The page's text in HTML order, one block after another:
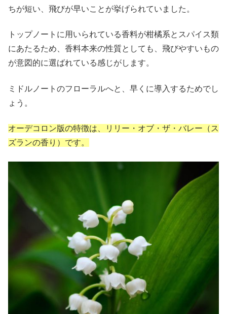
ちが短い、飛びが早いことが挙げられていました。
トップノートに用いられている香料が柑橘系とスパイス類
にあたるため、香料本来の性質としても、飛びやすいもの
が意図的に選ばれている感じがします。
ミドルノートのフローラルへと、早くに導入するためでし
ょう。
オーデコロン版の特徴は、リリー・オブ・ザ・バレー（ス
ズランの香り）です。